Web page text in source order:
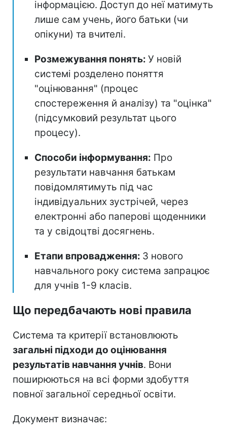
інформацією. Доступ до неї матимуть
лише сам учень, його батьки (чи
опікуни) та вчителі.
Розмежування понять: У новій
системі розделено поняття
"оцінювання" (процес
спостереження й аналізу) та "оцінка"
(підсумковий результат цього
процесу).
Способи інформування: Про
результати навчання батькам
повідомлятимуть під час
індивідуальних зустрічей, через
електронні або паперові щоденники
та у свідоцтві досягнень.
Етапи впровадження: З нового
навчального року система запрацює
для учнів 1-9 класів.
Що передбачають нові правила
Система та критерії встановлюють
загальні підходи до оцінювання
результатів навчання учнів. Вони
поширюються на всі форми здобуття
повної загальної середньої освіти.
Документ визначає: